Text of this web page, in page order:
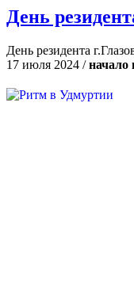
День
День резидента
17 июля 2024 /начало